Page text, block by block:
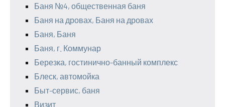
Баня №4, общественная баня
Баня на дровах, Баня на дровах
Баня, Баня
Баня, г. Коммунар
Березка, гостинично-банный комплекс
Блеск, автомойка
Быт-сервис, баня
Визит